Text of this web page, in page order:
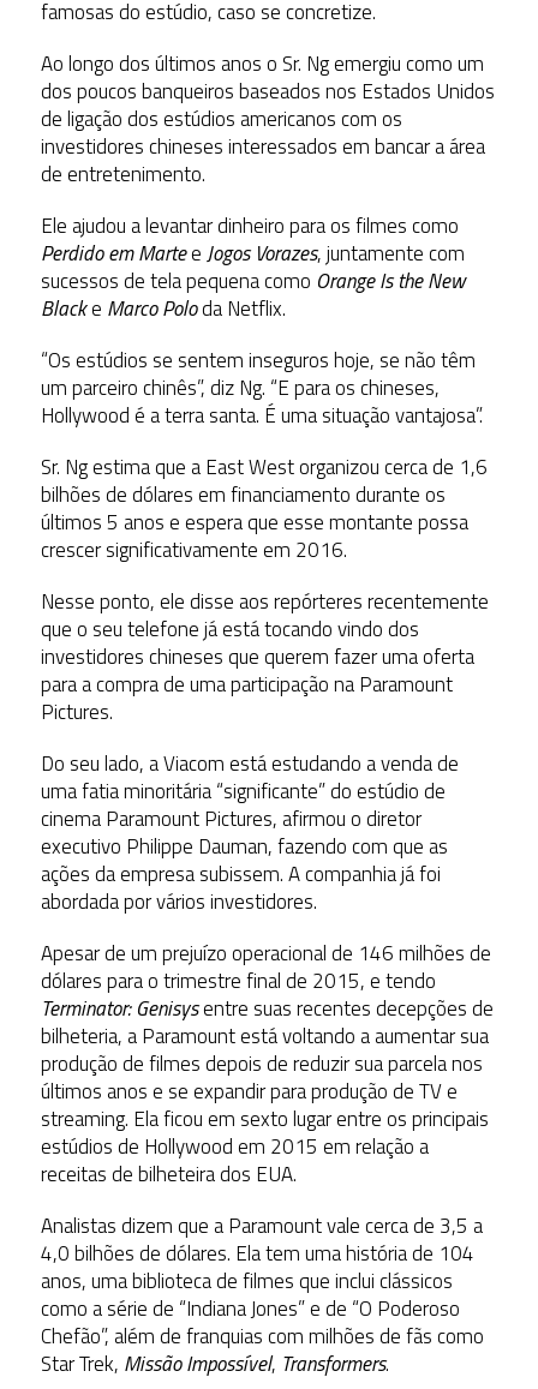
famosas do estúdio, caso se concretize.
Ao longo dos últimos anos o Sr. Ng emergiu como um
dos poucos banqueiros baseados nos Estados Unidos
de ligação dos estúdios americanos com os
investidores chineses interessados em bancar a área
de entretenimento.
Ele ajudou a levantar dinheiro para os filmes como
Perdido em MarteeJogos Vorazes, juntamente com
sucessos de tela pequena como Orange Is the New
Blacke Marco Poloda Netflix.
“Os estúdios se sentem inseguros hoje, se não têm
um parceiro chinês”, diz Ng. “E para os chineses,
Hollywood é a terra santa. É uma situação vantajosa”.
Sr. Ng estima que a East West organizou cerca de 1,6
bilhões de dólares em financiamento durante os
últimos 5 anos e espera que esse montante possa
crescer significativamente em 2016.
Nesse ponto, ele disse aos repórteres recentemente
que o seu telefone já está tocando vindo dos
investidores chineses que querem fazer uma oferta
para a compra de uma participação na Paramount
Pictures.
Do seu lado, a Viacom está estudando a venda de
uma fatia minoritária “significante” do estúdio de
cinema Paramount Pictures, afirmou o diretor
executivo Philippe Dauman, fazendo com que as
ações da empresa subissem. A companhia já foi
abordada por vários investidores.
Apesar de um prejuízo operacional de 146 milhões de
dólares para o trimestre final de 2015, e tendo
Terminator: Genisysentre suas recentes decepções de
bilheteria, a Paramount está voltando a aumentar sua
produção de filmes depois de reduzir sua parcela nos
últimos anos e se expandir para produção de TV e
streaming. Ela ficou em sexto lugar entre os principais
estúdios de Hollywood em 2015 em relação a
receitas de bilheteira dos EUA.
Analistas dizem que a Paramount vale cerca de 3,5 a
4,0 bilhões de dólares. Ela tem uma história de 104
anos, uma biblioteca de filmes que inclui clássicos
como a série de “Indiana Jones” e de “O Poderoso
Chefão”, além de franquias com milhões de fãs como
Star Trek, Missão Impossível, Transformers.